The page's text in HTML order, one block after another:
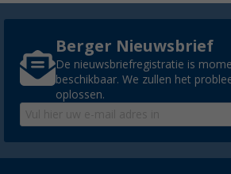
Berger Nieuwsbrief
De nieuwsbriefregistratie is
beschikbaar. We zullen het
oplossen.